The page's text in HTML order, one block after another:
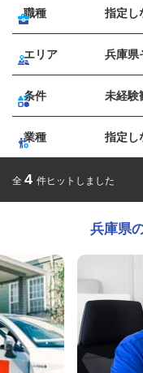
職種 指定し
エリア 兵庫県
条件 未経験
業種 指定し
全 4 件ヒットしました
兵庫県